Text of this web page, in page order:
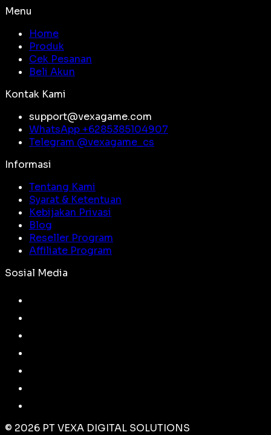
Menu
Home
Produk
Cek Pesanan
Beli Akun
Kontak Kami
support@vexagame.com
WhatsApp +6285385104907
Telegram @vexagame_cs
Informasi
Tentang Kami
Syarat & Ketentuan
Kebijakan Privasi
Blog
Reseller Program
Affiliate Program
Sosial Media
© 2026 PT VEXA DIGITAL SOLUTIONS